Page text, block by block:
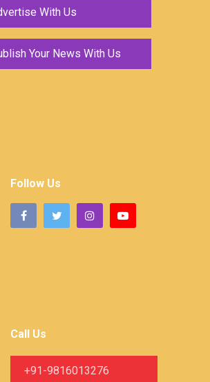
With Us
Your News With Us
Follow Us
Call Us
+91-9816013276